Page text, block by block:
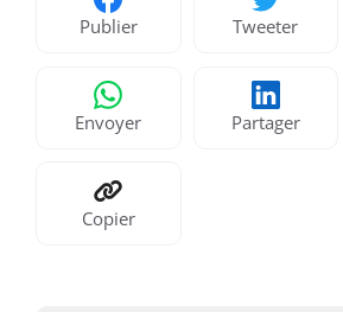
Publier Tweeter
Envoyer Partager
Copier